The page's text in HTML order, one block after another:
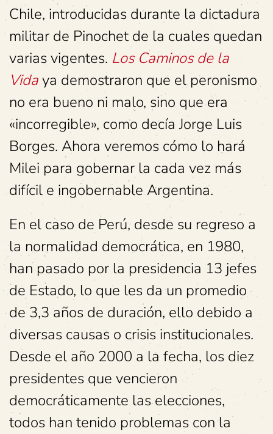
Chile, introducidas durante la dictadura
militar de Pinochet de la cuales quedan
varias vigentes. Los Caminos de la
Vidaya demostraron que el peronismo
no era bueno ni malo, sino que era
«incorregible», como decía Jorge Luis
Borges. Ahora veremos cómo lo hará
Milei para gobernar la cada vez más
difícil e ingobernable Argentina.
En el caso de Perú, desde su regreso a
la normalidad democrática, en 1980,
han pasado por la presidencia 13 jefes
de Estado, lo que les da un promedio
de 3,3 años de duración, ello debido a
diversas causas o crisis institucionales.
Desde el año 2000 a la fecha, los diez
presidentes que vencieron
democráticamente las elecciones,
todos han tenido problemas con la